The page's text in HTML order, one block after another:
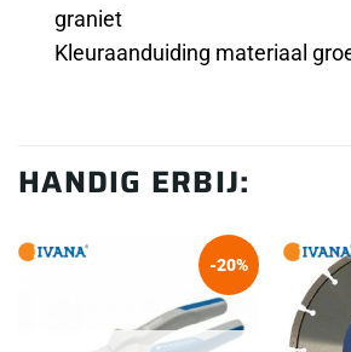
graniet
Kleuraanduiding materiaal
HANDIG ERBIJ:
-20%